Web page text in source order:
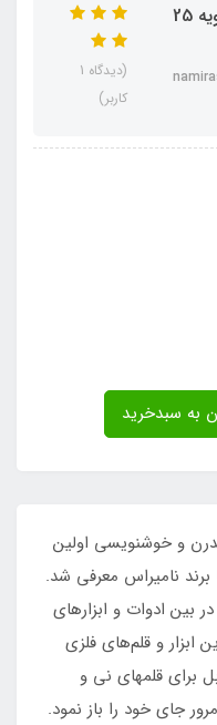
قلم فلزی نامیراس مدل روزنه (زاویه 25
(دیدگاه 1
کاربر)
و خوشنویسی اولین
برند نامیراس معرفی شد.
بین ادوات و ابزارهای
ابزار و قلم‌های فلزی
برای قلمهای نی و
جای خود را باز نمود.